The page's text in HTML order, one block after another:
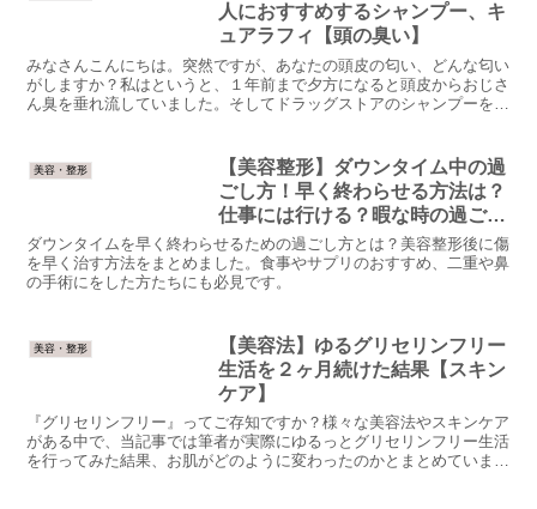
人におすすめするシャンプー、キ
ュアラフィ【頭の臭い】
みなさんこんにちは。突然ですが、あなたの頭皮の匂い、どんな匂い
がしますか？私はというと、１年前まで夕方になると頭皮からおじさ
ん臭を垂れ流していました。そしてドラッグストアのシャンプーを一
美容・整形
【美容整形】ダウンタイム中の過
ごし方！早く終わらせる方法は？
仕事には行ける？暇な時の過ごし
方
ダウンタイムを早く終わらせるための過ごし方とは？美容整形後に傷
を早く治す方法をまとめました。食事やサプリのおすすめ、二重や鼻
の手術にをした方たちにも必見です。
美容・整形
【美容法】ゆるグリセリンフリー
生活を２ヶ月続けた結果【スキン
ケア】
『グリセリンフリー』ってご存知ですか？様々な美容法やスキンケア
がある中で、当記事では筆者が実際にゆるっとグリセリンフリー生活
を行ってみた結果、お肌がどのように変わったのかとまとめていま